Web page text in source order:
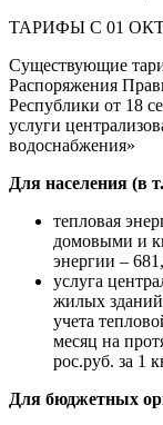
ТАРИФЫ С 01
Существующие
Распоряжения
Республики от 18
услуги
водоснабжения»
Для населения (в
тепловая
домовыми и
энергии –
услуга
жилых
учета
месяц на
рос.руб. за 1
Для бюджетных